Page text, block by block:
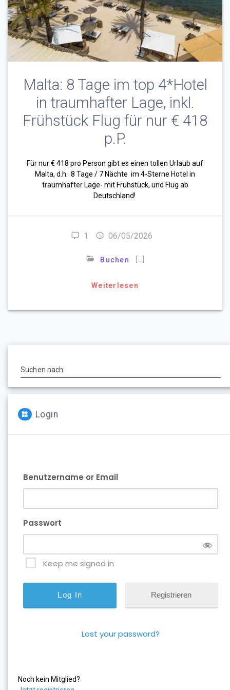
Malta: 8 Tage im top 4*Hotel
in traumhafter Lage, inkl.
Frühstück Flug für nur € 418
p.P.
Für nur € 418 pro Person gibt es einen tollen Urlaub auf
Malta, d.h. 8 Tage / 7 Nächte im 4-Sterne Hotel in
traumhafter Lage- mit Frühstück, und Flug ab
Deutschland!
1 06/05/2026
Buchen
Weiterlesen
Suchen nach:
Login
Benutzername or Email
Passwort
Keep me signed in
Registrieren
Lost your password?
Noch kein Mitglied?